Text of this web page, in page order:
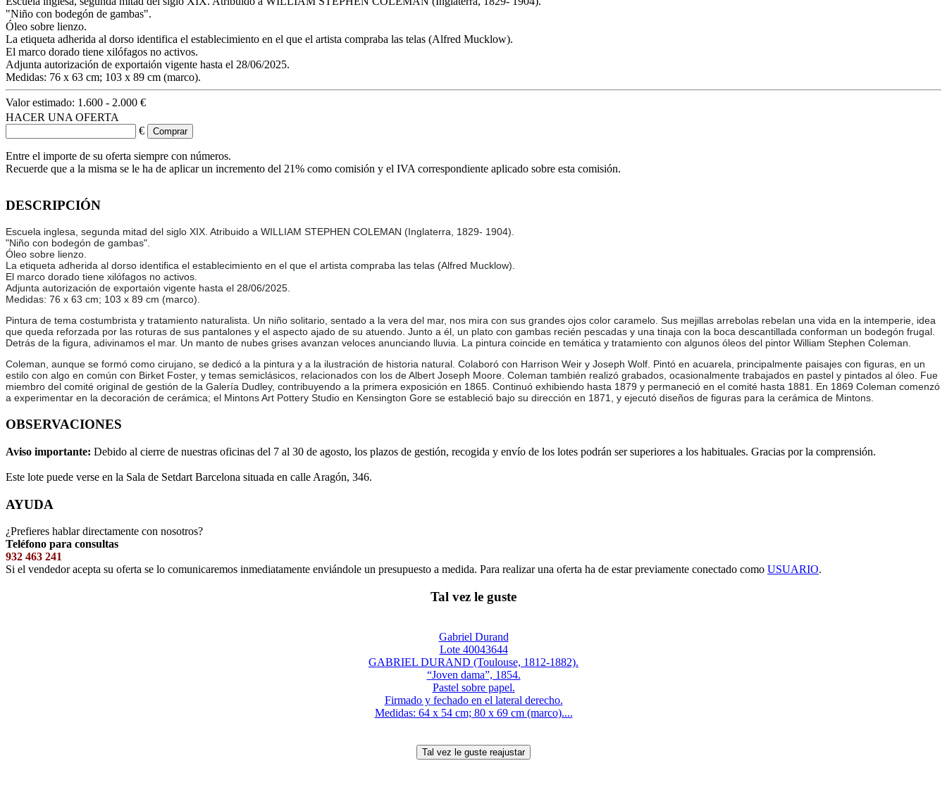
"Niño con bodegón de gambas".
Óleo sobre lienzo.
La etiqueta adherida al dorso identifica el establecimiento en el que el artista compraba las telas (Alfred Mucklow).
El marco dorado tiene xilófagos no activos.
Adjunta autorización de exportaión vigente hasta el 28/06/2025.
Medidas: 76 x 63 cm; 103 x 89 cm (marco).
Valor estimado: 1.600 - 2.000 €
HACER UNA OFERTA
€
Entre el importe de su oferta siempre con números.
Recuerde que a la misma se le ha de aplicar un incremento del 21% como comisión y el IVA correspondiente aplicado sobre esta comisión.
DESCRIPCIÓN
Escuela inglesa, segunda mitad del siglo XIX. Atribuido a WILLIAM STEPHEN COLEMAN (Inglaterra, 1829- 1904).
"Niño con bodegón de gambas".
Óleo sobre lienzo.
La etiqueta adherida al dorso identifica el establecimiento en el que el artista compraba las telas (Alfred Mucklow).
El marco dorado tiene xilófagos no activos.
Adjunta autorización de exportaión vigente hasta el 28/06/2025.
Medidas: 76 x 63 cm; 103 x 89 cm (marco).
Pintura de tema costumbrista y tratamiento naturalista. Un niño solitario, sentado a la vera del mar, nos mira con sus grandes ojos color caramelo. Sus mejillas arrebolas rebelan una vida en la intemperie, idea
que queda reforzada por las roturas de sus pantalones y el aspecto ajado de su atuendo. Junto a él, un plato con gambas recién pescadas y una tinaja con la boca descantillada conforman un bodegón frugal.
Detrás de la figura, adivinamos el mar. Un manto de nubes grises avanzan veloces anunciando lluvia. La pintura coincide en temática y tratamiento con algunos óleos del pintor William Stephen Coleman.
Coleman, aunque se formó como cirujano, se dedicó a la pintura y a la ilustración de historia natural. Colaboró con Harrison Weir y Joseph Wolf. Pintó en acuarela, principalmente paisajes con figuras, en un
estilo con algo en común con Birket Foster, y temas semiclásicos, relacionados con los de Albert Joseph Moore. Coleman también realizó grabados, ocasionalmente trabajados en pastel y pintados al óleo. Fue
miembro del comité original de gestión de la Galería Dudley, contribuyendo a la primera exposición en 1865. Continuó exhibiendo hasta 1879 y permaneció en el comité hasta 1881. En 1869 Coleman comenzó
a experimentar en la decoración de cerámica; el Mintons Art Pottery Studio en Kensington Gore se estableció bajo su dirección en 1871, y ejecutó diseños de figuras para la cerámica de Mintons.
OBSERVACIONES
Aviso importante: Debido al cierre de nuestras oficinas del 7 al 30 de agosto, los plazos de gestión, recogida y envío de los lotes podrán ser superiores a los habituales. Gracias por la comprensión.
Este lote puede verse en la Sala de Setdart Barcelona situada en calle Aragón, 346.
AYUDA
¿Prefieres hablar directamente con nosotros?
Teléfono para consultas
932 463 241
Si el vendedor acepta su oferta se lo comunicaremos inmediatamente enviándole un presupuesto a medida. Para realizar una oferta ha de estar previamente conectado como USUARIO.
Tal vez le guste
Gabriel Durand
Lote 40043644
GABRIEL DURAND (Toulouse, 1812-1882).
“Joven dama”, 1854.
Pastel sobre papel.
Firmado y fechado en el lateral derecho.
Medidas: 64 x 54 cm; 80 x 69 cm (marco)....